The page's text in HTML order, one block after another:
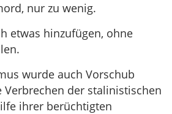
nur zu wenig.
etwas hinzufügen, ohne
wurde auch Vorschub
Verbrechen der stalinistischen
ihrer berüchtigten